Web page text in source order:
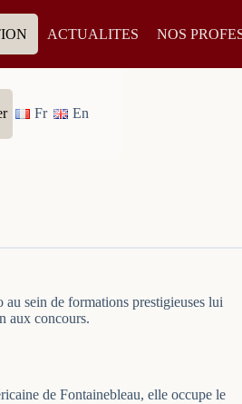
ACTUALITES NOS
Fr En
sein de formations prestigieuses lui
aux concours.
de Fontainebleau, elle occupe le